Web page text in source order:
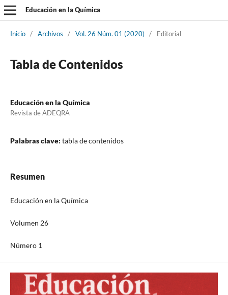
Educación en la Química
Inicio / Archivos / Vol. 26 Núm. 01 (2020) / Editorial
Tabla de Contenidos
Educación en la Química
Revista de ADEQRA
Palabras clave: tabla de contenidos
Resumen
Educación en la Química
Volumen 26
Número 1